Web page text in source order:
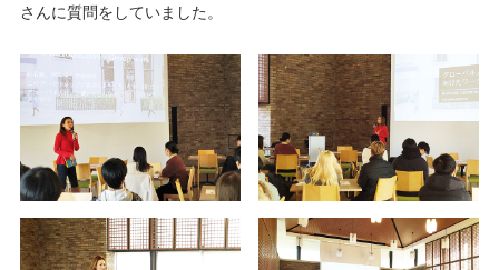
さんに質問をしていました。